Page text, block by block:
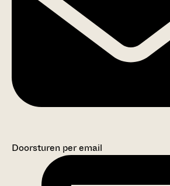
Doorsturen per email